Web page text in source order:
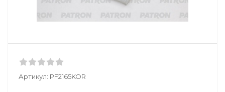
Артикул: PF2165KOR